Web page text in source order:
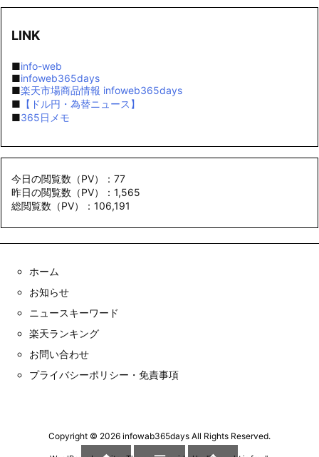
LINK
■info-web
■infoweb365days
■楽天市場商品情報 infoweb365days
■ 【ドル円・為替ニュース】
■365日メモ
今日の閲覧数（PV）：77
昨日の閲覧数（PV）：1,565
総閲覧数（PV）：106,191
ホーム
お知らせ
ニュースキーワード
楽天ランキング
お問い合わせ
プライバシーポリシー・免責事項
Copyright © 2026 infowab365days All Rights Reserved.